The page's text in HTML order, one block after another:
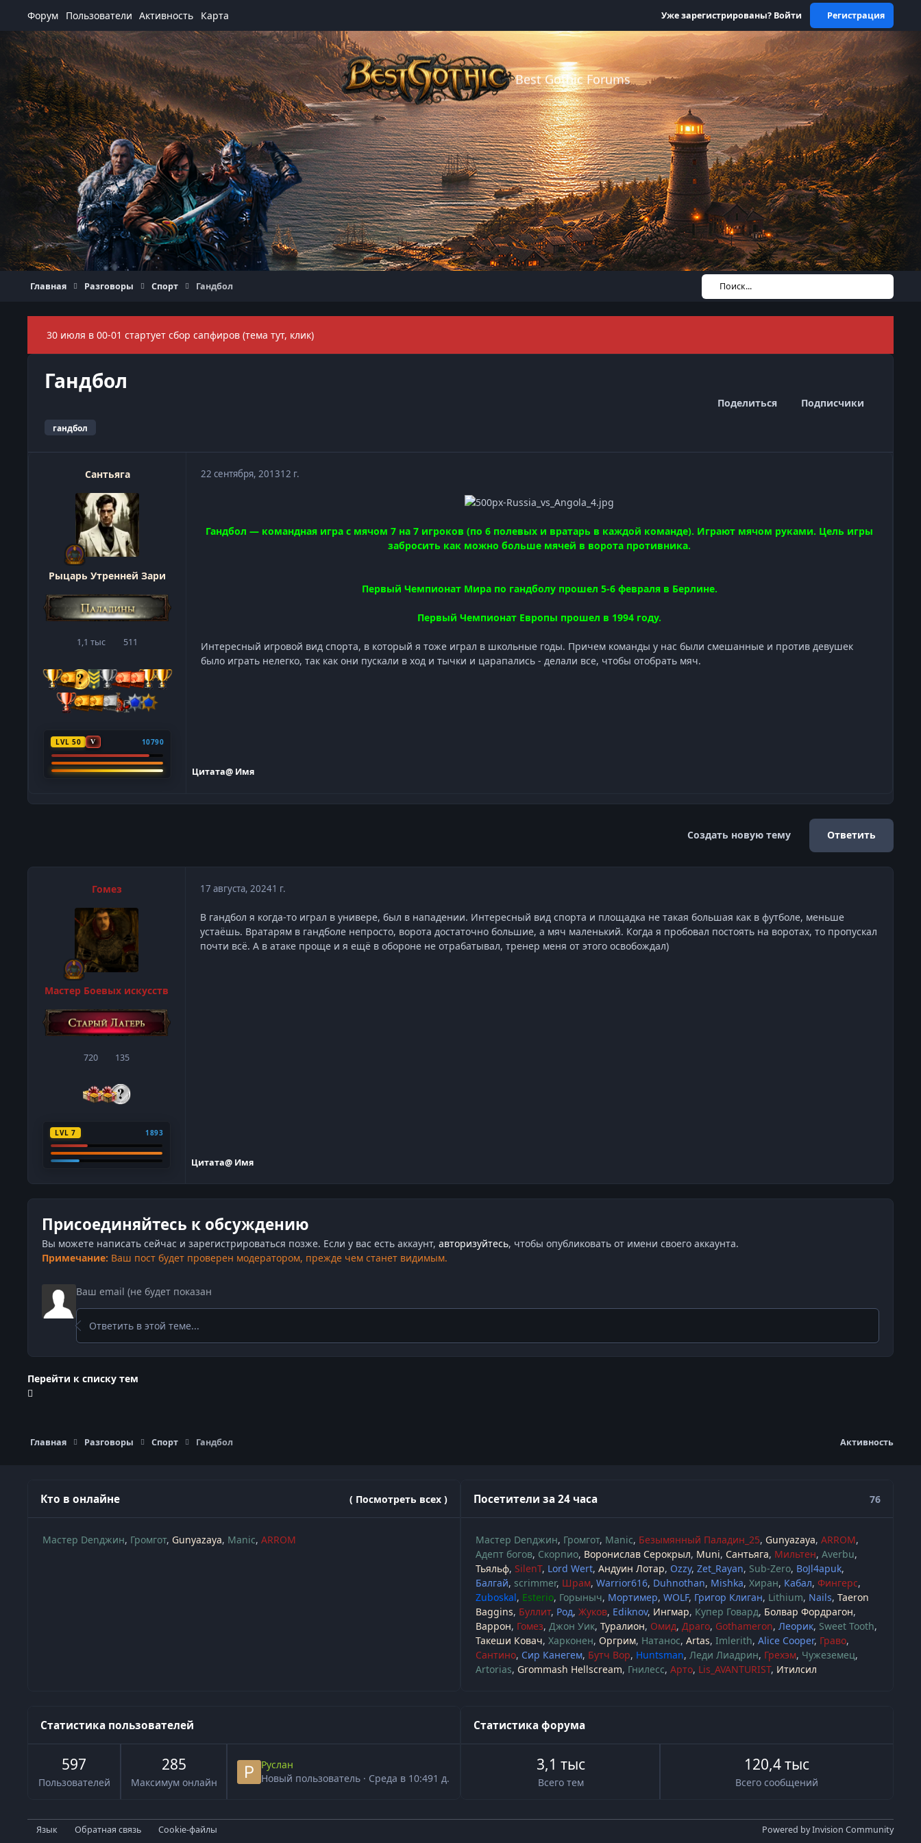
Форум Пользователи Активность Карта Уже зарегистрированы? Войти Регистрация
Best Gothic Forums
Главная Разговоры Спорт Гандбол Поиск...
30 июля в 00-01 стартует сбор сапфиров (тема тут, клик)
Гандбол
гандбол
Поделиться Подписчики
Сантьяга
Рыцарь Утренней Зари
1,1 тыссообщения
511Репутация
LVL 50 V 10790
22 сентября, 201312 г.
Гандбол — командная игра с мячом 7 на 7 игроков (по 6 полевых и вратарь в каждой команде). Играют мячом руками. Цель игры
забросить как можно больше мячей в ворота противника.
Первый Чемпионат Мира по гандболу прошел 5-6 февраля в Берлине.
Первый Чемпионат Европы прошел в 1994 году.
Интересный игровой вид спорта, в который я тоже играл в школьные годы. Причем команды у нас были смешанные и против девушек
было играть нелегко, так как они пускали в ход и тычки и царапались - делали все, чтобы отобрать мяч.
Цитата@ Имя
Создать новую тему Ответить
Гомез
Мастер Боевых искусств
720сообщения
135Репутация
LVL 7 1893
17 августа, 20241 г.
В гандбол я когда-то играл в универе, был в нападении. Интересный вид спорта и площадка не такая большая как в футболе, меньше
устаёшь. Вратарям в гандболе непросто, ворота достаточно большие, а мяч маленький. Когда я пробовал постоять на воротах, то пропускал
почти всё. А в атаке проще и я ещё в обороне не отрабатывал, тренер меня от этого освобождал)
Цитата@ Имя
Присоединяйтесь к обсуждению
Вы можете написать сейчас и зарегистрироваться позже. Если у вас есть аккаунт, авторизуйтесь, чтобы опубликовать от имени своего аккаунта.
Примечание: Ваш пост будет проверен модератором, прежде чем станет видимым.
Ответить в этой теме...
Перейти к списку тем
Главная Разговоры Спорт Гандбол Активность
Кто в онлайне ( Посмотреть всех )
Мастер Denджин Громгот Gunyazaya Manic ARROM
Посетители за 24 часа 76
Мастер Denджин Громгот Manic Безымянный Паладин_25 Gunyazaya ARROM
Адепт богов Скорпио Воронислав Серокрыл Muni Сантьяга Мильтен Averbu
Тьяльф SilenT Lord Wert Андуин Лотар Ozzy Zet_Rayan Sub-Zero BoJl4apuk
Балгай scrimmer Шрам Warrior616 Duhnothan Mishka Хиран Кабал Фингерс
Zuboskal Esterio Горыныч Мортимер WOLF Григор Клиган Lithium Nails Taeron
Baggins Буллит Род Жуков Ediknov Ингмар Купер Говард Болвар Фордрагон
Варрон Гомез Джон Уик Туралион Омид Драго Gothameron Леорик Sweet Tooth
Такеши Ковач Харконен Оргрим Натанос Artas Imlerith Alice Cooper Граво
Сантино Сир Канегем Бутч Вор Huntsman Леди Лиадрин Грехэм Чужеземец
Artorias Grommash Hellscream Гнилесс Арто Lis_AVANTURIST Итилсил
Статистика пользователей
597
Пользователей
285
Максимум онлайн
Руслан
Новый пользователь · Среда в 10:491 д.
Статистика форума
Всего тем
3,1 тыс
Всего сообщений
120,4 тыс
Язык Обратная связь Cookie-файлы Powered byInvision Community